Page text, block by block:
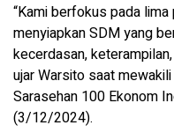
“Kami berfokus pada
menyiapkan SDM yang
kecerdasan,
ujar Warsito saat
Sarasehan 100 Ekonom
(3/12/2024).